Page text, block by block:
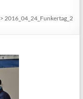
>2016_04_24_Funkertag_2